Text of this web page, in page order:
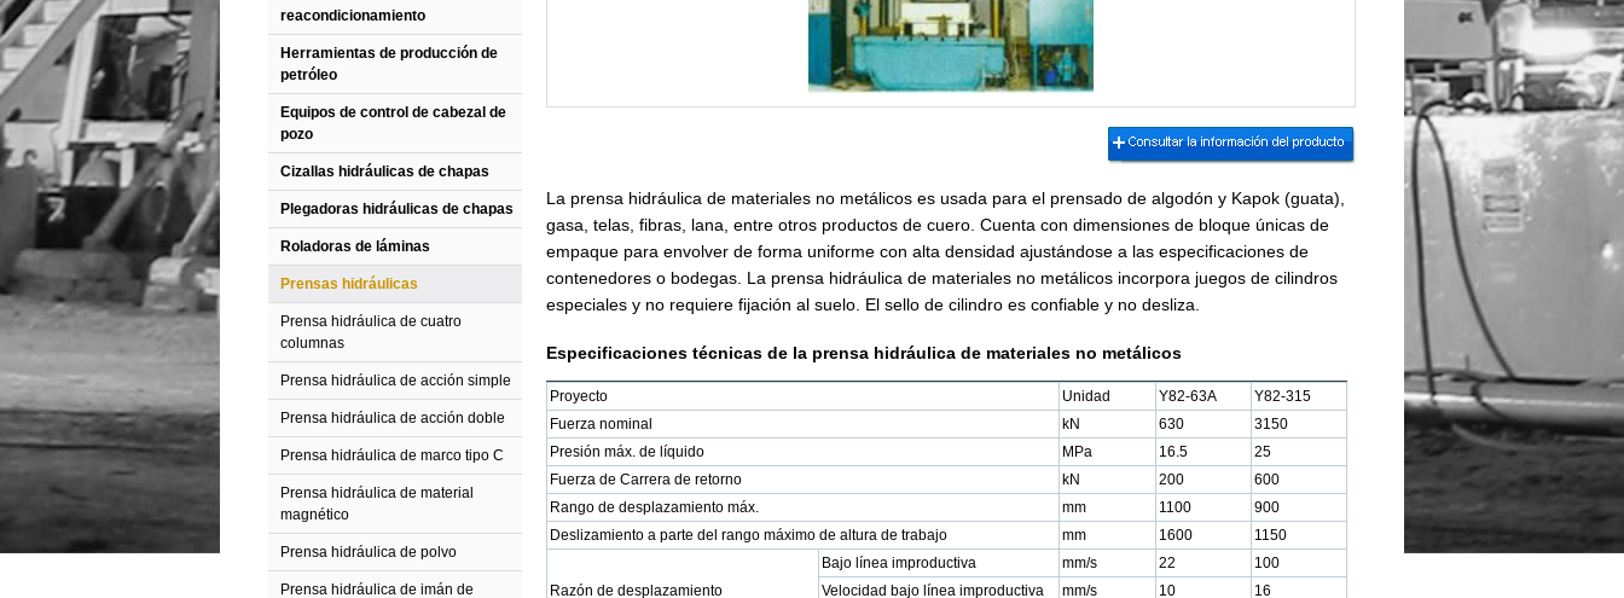
reacondicionamiento
Herramientas de producción de
petróleo
Equipos de control de cabezal de
pozo
Cizallas hidráulicas de chapas
Plegadoras hidráulicas de chapas
Roladoras de láminas
Prensas hidráulicas
Prensa hidráulica de cuatro
columnas
Prensa hidráulica de acción simple
Prensa hidráulica de acción doble
Prensa hidráulica de marco tipo C
Prensa hidráulica de material
magnético
Prensa hidráulica de polvo
Prensa hidráulica de imán de
La prensa hidráulica de materiales no metálicos es usada para el prensado de algodón y Kapok (guata),
gasa, telas, fibras, lana, entre otros productos de cuero. Cuenta con dimensiones de bloque únicas de
empaque para envolver de forma uniforme con alta densidad ajustándose a las especificaciones de
contenedores o bodegas. La prensa hidráulica de materiales no metálicos incorpora juegos de cilindros
especiales y no requiere fijación al suelo. El sello de cilindro es confiable y no desliza.
Especificaciones técnicas de la prensa hidráulica de materiales no metálicos
Proyecto Unidad Y82-63A
Y82-315
Fuerza nominal
kN 630
3150
Presión máx. de líquido
MPa 16.5
25
Fuerza de Carrera de retorno
kN 200
600
Rango de desplazamiento máx.
mm 1100
900
Deslizamiento a parte del rango máximo de altura de trabajo
mm 1600 1150
Razón de desplazamiento
Bajo línea improductiva mm/s 22
100
Velocidad bajo línea improductiva
mm/s 10
16